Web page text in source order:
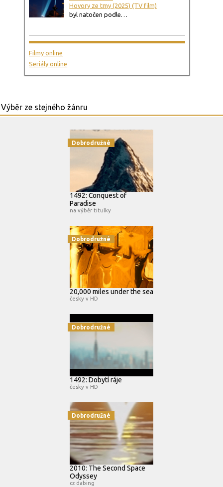
Hovory ze tmy (2025) (TV film)
byl natočen podle…
Filmy online
Seriály online
Dobrodružné
1492: Conquest of
Paradise
na výběr titulky
Dobrodružné
20,000 miles under the sea
česky v HD
Dobrodružné
1492: Dobytí ráje
česky v HD
Dobrodružné
2010: The Second Space
Odyssey
cz dabing